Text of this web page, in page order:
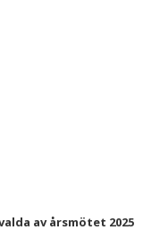
av årsmötet 2025